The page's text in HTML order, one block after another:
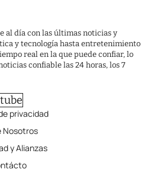
al día con las últimas noticias y
y tecnología hasta entretenimiento
real en la que puede confiar, lo
confiable las 24 horas, los 7
privacidad
Nosotros
y Alianzas